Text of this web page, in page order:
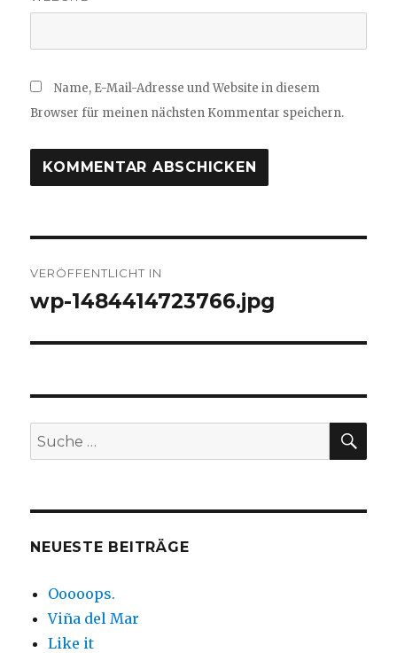
Name, E-Mail-Adresse und Website in diesem
Browser für meinen nächsten Kommentar speichern.
VERÖFFENTLICHT IN
wp-1484414723766.jpg
Suche
nach:
NEUESTE BEITRÄGE
Ooooops.
Viña del Mar
Like it